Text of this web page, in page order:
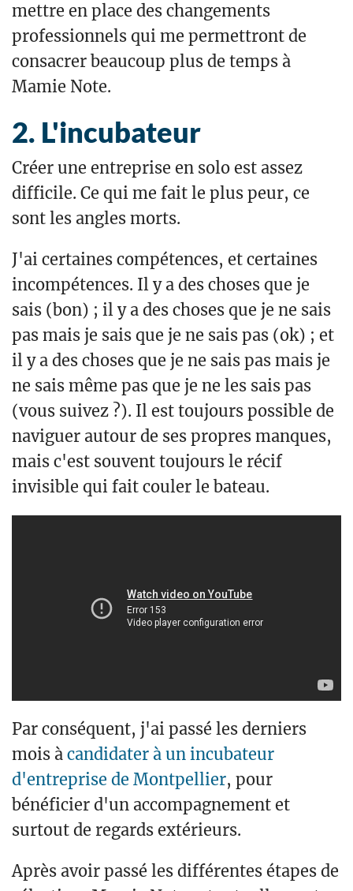
mettre en place des changements
professionnels qui me permettront de
consacrer beaucoup plus de temps à
Mamie Note.
L'incubateur
Créer une entreprise en solo est assez
difficile. Ce qui me fait le plus peur, ce
sont les angles morts.
J'ai certaines compétences, et certaines
incompétences. Il y a des choses que je
sais (bon) ; il y a des choses que je ne sais
pas mais je sais que je ne sais pas (ok) ; et
il y a des choses que je ne sais pas mais je
ne sais même pas que je ne les sais pas
(vous suivez ?). Il est toujours possible de
naviguer autour de ses propres manques,
mais c'est souvent toujours le récif
invisible qui fait couler le bateau.
Par conséquent, j'ai passé les derniers
mois à candidater à un incubateur
d'entreprise de Montpellier, pour
bénéficier d'un accompagnement et
surtout de regards extérieurs.
Après avoir passé les différentes étapes de